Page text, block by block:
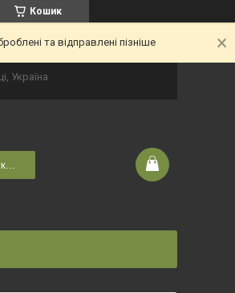
Кошик
та відправлені пізніше
Україна